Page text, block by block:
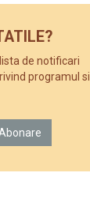
de notificari
programul si